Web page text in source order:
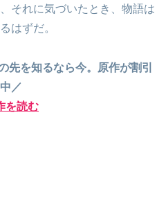
それに気づいたとき、物語は
はずだ。
先を知るなら今。原作が割引
中／
を読む